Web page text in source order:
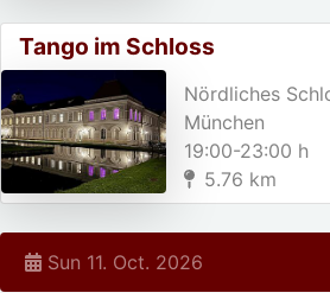
Tango im Schloss
Nördliches
München
19:00-23:00 h
5.76 km
Sun 11. Oct. 2026